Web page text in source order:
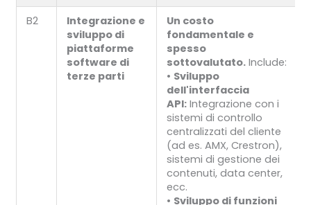
B2
Integrazione e
sviluppo di
piattaforme
software di
terze parti
Un costo
fondamentale e
spesso
sottovalutato. Include:
• Sviluppo
dell'interfaccia
API: Integrazione con i
sistemi di controllo
centralizzati del cliente
(ad es. AMX, Crestron),
sistemi di gestione dei
contenuti, data center,
ecc.
• Sviluppo di funzioni